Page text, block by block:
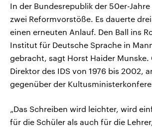
In der Bundesrepublik der 50er-
zwei Reformvorstöße. Es dauerte
einen erneuten Anlauf. Den Ball ins
Institut für Deutsche Sprache in
gebracht, sagt Horst Haider Munske.
Direktor des IDS von 1976 bis 2002,
gegenüber der
„Das Schreiben wird leichter, wird
für die Schüler als auch für die